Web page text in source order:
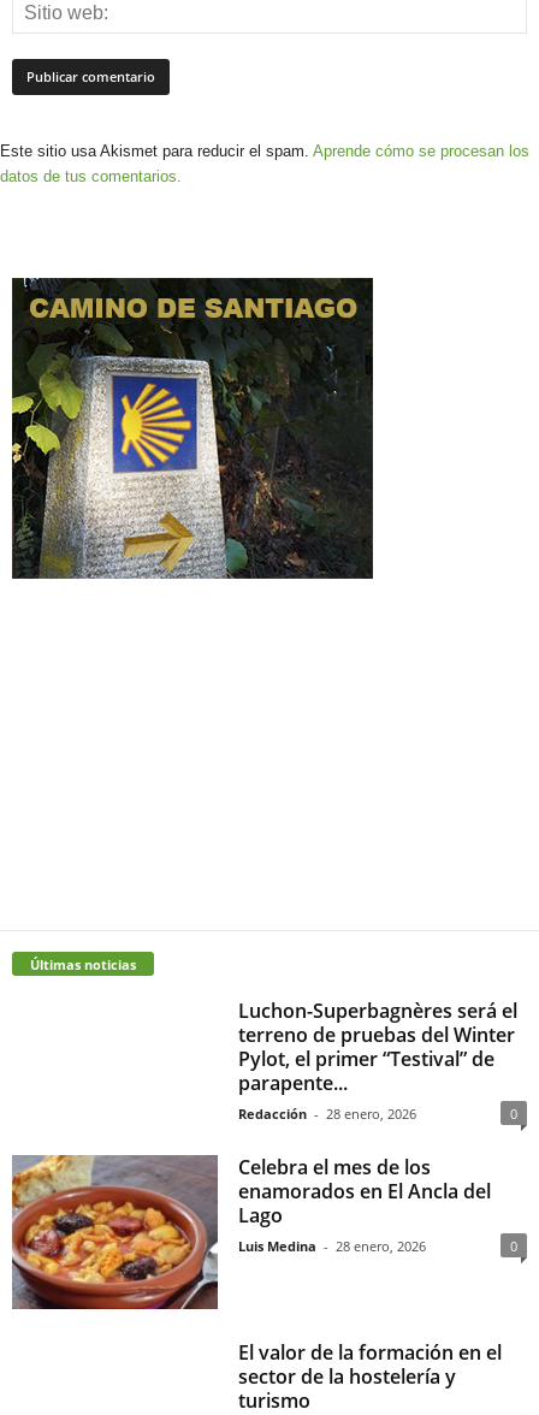
Este sitio usa Akismet para reducir el spam. Aprende cómo se procesan los
datos de tus comentarios.
Últimas noticias
Luchon-Superbagnères será el
terreno de pruebas del Winter
Pylot, el primer “Testival” de
parapente...
Redacción - 28 enero, 2026 0
Celebra el mes de los
enamorados en El Ancla del
Lago
Luis Medina - 28 enero, 2026 0
El valor de la formación en el
sector de la hostelería y
turismo